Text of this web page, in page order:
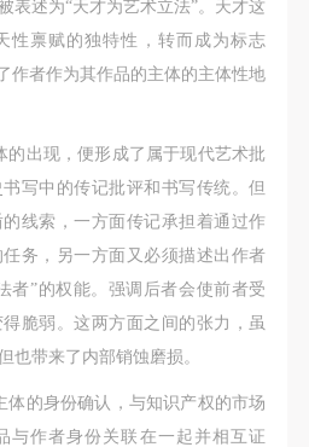
表述为“天才为艺术立法”。天才这
性禀赋的独特性，转而成为标志
作者作为其作品的主体的主体性地
的出现，便形成了属于现代艺术批
写中的传记批评和书写传统。但
线索，一方面传记承担着通过作
务，另一方面又必须描述出作者
者”的权能。强调后者会使前者受
脆弱。这两方面之间的张力，虽
也带来了内部销蚀磨损。
体的身份确认，与知识产权的市场
与作者身份关联在一起并相互证